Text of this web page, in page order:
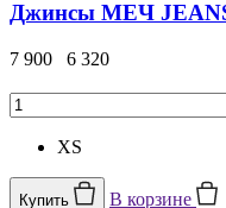
Джинсы МЕЧ
7 900 6 320
XS
Купить В корзине